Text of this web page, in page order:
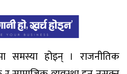
समस्या होइन् । राजनीतिक